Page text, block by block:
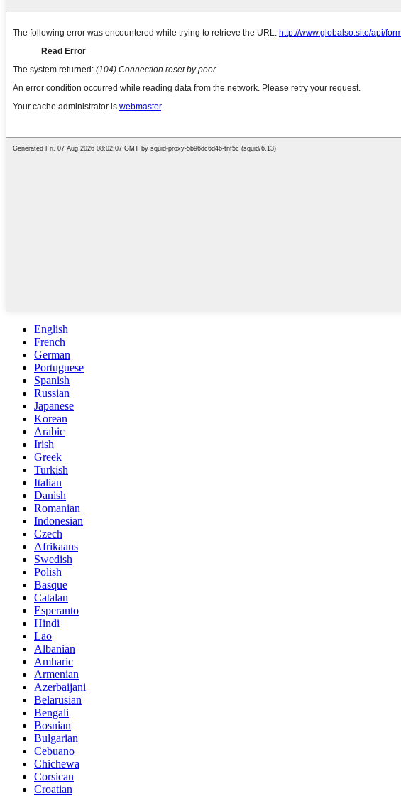
English
French
German
Portuguese
Spanish
Russian
Japanese
Korean
Arabic
Irish
Greek
Turkish
Italian
Danish
Romanian
Indonesian
Czech
Afrikaans
Swedish
Polish
Basque
Catalan
Esperanto
Hindi
Lao
Albanian
Amharic
Armenian
Azerbaijani
Belarusian
Bengali
Bosnian
Bulgarian
Cebuano
Chichewa
Corsican
Croatian